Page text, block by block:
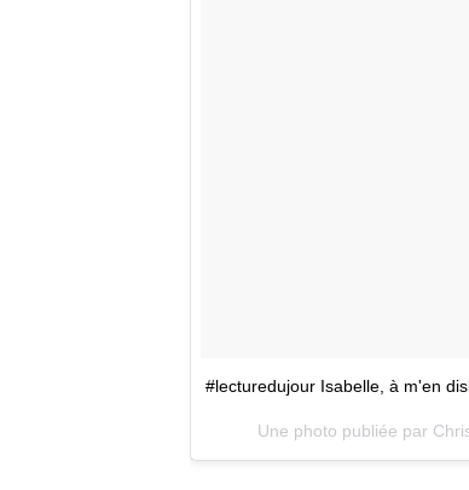
#lecturedujour Isabelle, à m'en
Une photo publiée par